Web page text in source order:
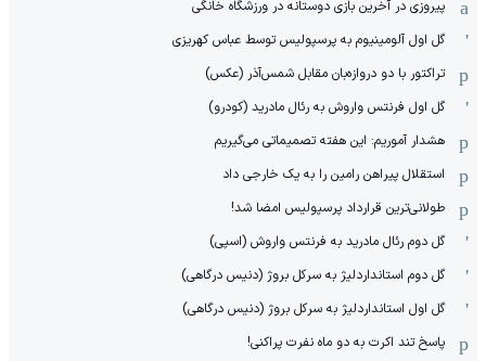
پیروزی در آخرین بازی دوستانه در ورزشگاه خانگی
گل اول آلومینیوم به پرسپولیس توسط عباس کهریزی
تراکتور با دو دروازه‌بان مقابل شمس‌آذر (عکس)
گل اول فرنتس واروش به رئال مادرید (کودرو)
هشدار آموریم: این هفته تصمیماتی می‌گیریم
استقلال پیراهن رامین را به یک خارجی داد
طولانی‌ترین قرارداد پرسپولیس امضا شد!
گل دوم رئال مادرید به فرنتس واروش (اسپی)
گل دوم استانداردلیژ به سرکل بروژ (دنیس درگاهی)
گل اول استانداردلیژ به سرکل بروژ (دنیس درگاهی)
پاسخ تند اکرت به دو ماه نفرت پراکنی!